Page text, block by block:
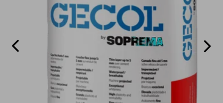
précédent